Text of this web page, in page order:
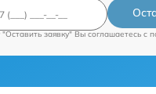
заявку" Вы соглашаетесь c